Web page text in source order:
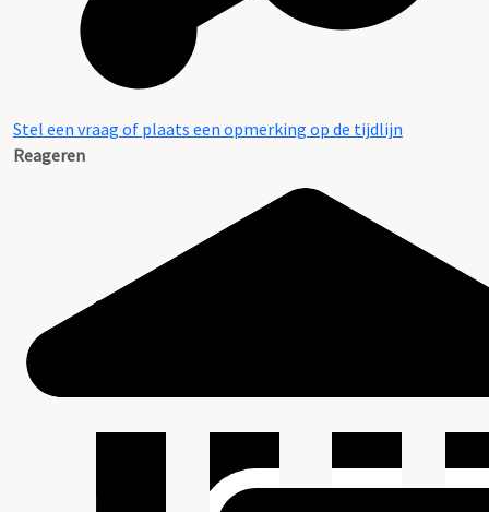
Stel een vraag of plaats een opmerking op de tijdlijn
Reageren